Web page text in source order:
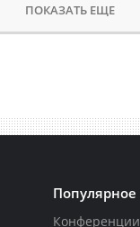
ПОКАЗАТЬ ЕЩЕ
Популярное
Конференции